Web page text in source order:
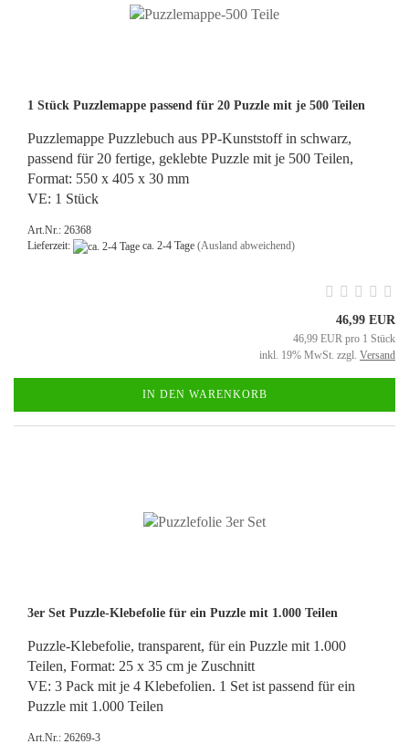
1 Stück Puzzlemappe passend für 20 Puzzle mit je 500 Teilen
Puzzlemappe Puzzlebuch aus PP-Kunststoff in schwarz,
passend für 20 fertige, geklebte Puzzle mit je 500 Teilen,
Format: 550 x 405 x 30 mm
VE: 1 Stück
Art.Nr.: 26368
Lieferzeit:
ca. 2-4 Tage (Ausland abweichend)
46,99 EUR
46,99 EUR pro 1 Stück
inkl. 19% MwSt. zzgl. Versand
IN DEN WARENKORB
3er Set Puzzle-Klebefolie für ein Puzzle mit 1.000 Teilen
Puzzle-Klebefolie, transparent, für ein Puzzle mit 1.000
Teilen, Format: 25 x 35 cm je Zuschnitt
VE: 3 Pack mit je 4 Klebefolien. 1 Set ist passend für ein
Puzzle mit 1.000 Teilen
Art.Nr.: 26269-3